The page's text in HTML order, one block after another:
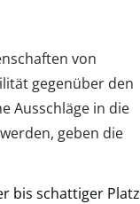
von
gegenüber den
Ausschläge in die
geben die
bis schattiger Platz